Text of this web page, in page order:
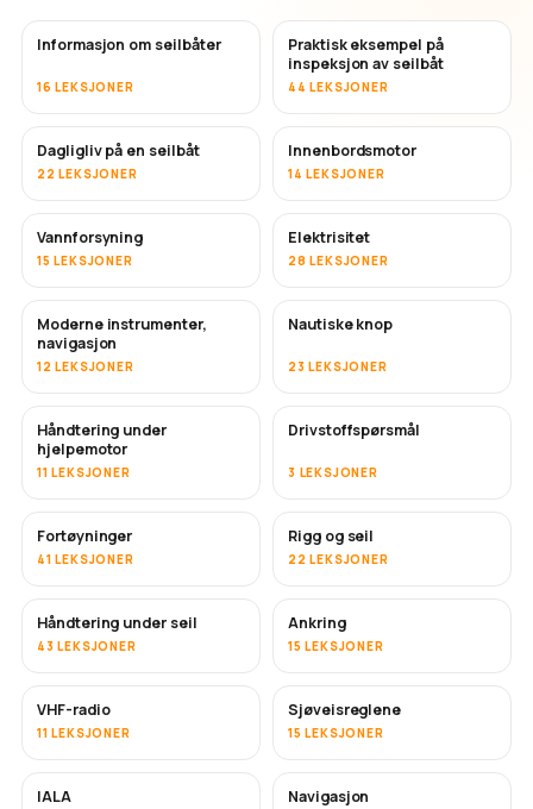
Informasjon om seilbåter
16 LEKSJONER
Praktisk eksempel på
inspeksjon av seilbåt
44 LEKSJONER
Dagligliv på en seilbåt
22 LEKSJONER
Innenbordsmotor
14 LEKSJONER
Vannforsyning
15 LEKSJONER
Elektrisitet
28 LEKSJONER
Moderne instrumenter,
navigasjon
12 LEKSJONER
Nautiske knop
23 LEKSJONER
Håndtering under
hjelpemotor
11 LEKSJONER
Drivstoffspørsmål
3 LEKSJONER
Fortøyninger
41 LEKSJONER
Rigg og seil
22 LEKSJONER
Håndtering under seil
43 LEKSJONER
Ankring
15 LEKSJONER
VHF-radio
11 LEKSJONER
Sjøveisreglene
15 LEKSJONER
IALA Navigasjon